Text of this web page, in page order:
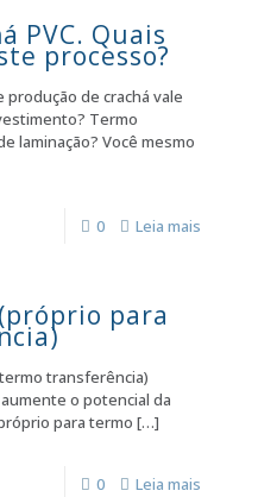
PVC. Quais
processo?
de crachá vale
Termo
laminação? Você mesmo
0 Leia mais
(próprio para
transferência)
o potencial da
para termo […]
0 Leia mais